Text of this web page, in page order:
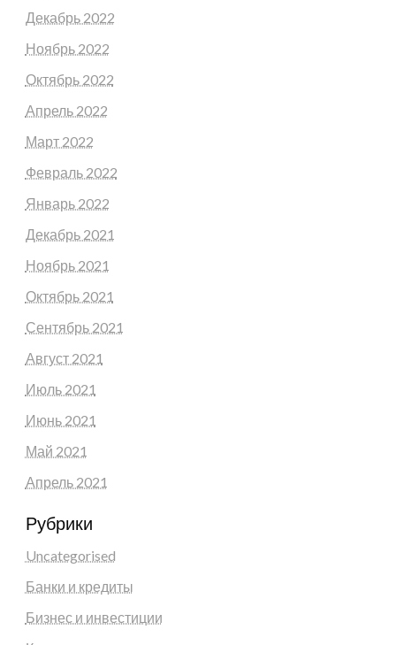
Декабрь 2022
Ноябрь 2022
Октябрь 2022
Апрель 2022
Март 2022
Февраль 2022
Январь 2022
Декабрь 2021
Ноябрь 2021
Октябрь 2021
Сентябрь 2021
Август 2021
Июль 2021
Июнь 2021
Май 2021
Апрель 2021
Рубрики
Uncategorised
Банки и кредиты
Бизнес и инвестиции